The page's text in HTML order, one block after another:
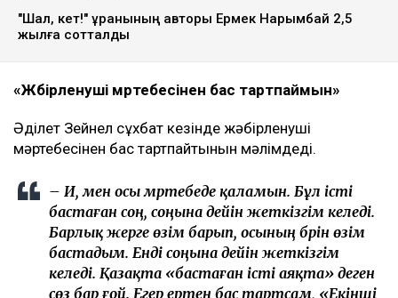
"Шал, кет!" ұранының авторы Ермек Нарымбай 2,5
жылға сотталды
«Жәбірленуші мәртебесінен бас тартпаймын»
Әділет Зейнел сұхбат кезінде жәбірленуші
мәртебесінен бас тартпайтынын мәлімдеді.
– Иә, мен осы мәртебеде қаламын. Бұл істі
бастаған соң, соңына дейін жеткізгім келеді.
Барлық жерге өзім барып, осының бәрін өзім
бастадым. Енді соңына дейін жеткізгім
келеді. Қазақта «бастаған істі аяқта» деген
сөз бар ғой. Егер ертең бас тартсам, «Екінші